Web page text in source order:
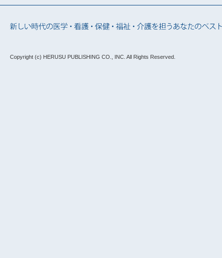
Copyright (c) HERUSU PUBLISHING CO., INC. All Rights Reserved.